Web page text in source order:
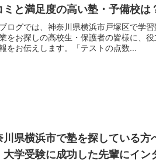
ミと満足度の高い塾・予備校は
ログでは、神奈川県横浜市戸塚区で学
をお探しの高校生・保護者の皆様に、
をお伝えします。「テストの点数...
川県横浜市で塾を探している方
大学受験に成功した先輩にイン